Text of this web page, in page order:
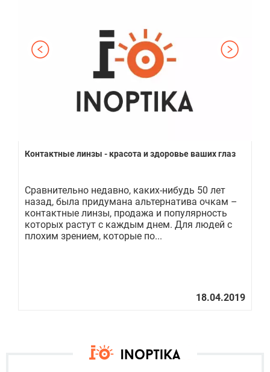
Контактные линзы - красота и здоровье ваших глаз
Сравнительно недавно, каких-нибудь 50 лет
назад, была придумана альтернатива очкам –
контактные линзы, продажа и популярность
которых растут с каждым днем. Для людей с
плохим зрением, которые по...